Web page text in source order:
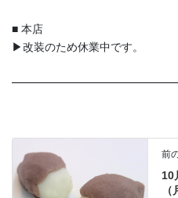
■ 本店
▶︎改装のため休業中です。
前
10